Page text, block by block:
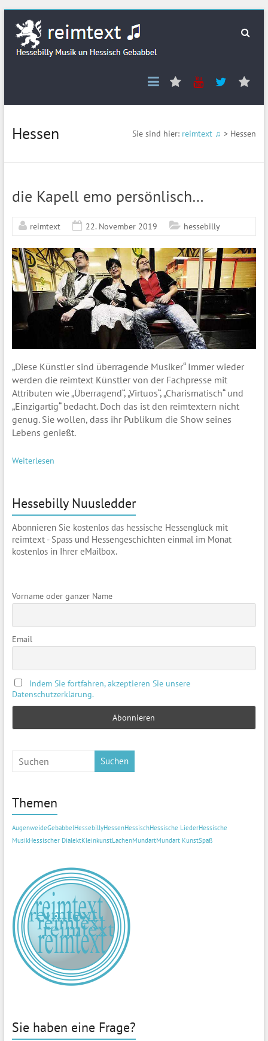
content
reimtext
♫
Gebabbel
Hessen Sie sind hier: reimtext ♫ > Hessen
die Kapell emo persönlisch…
reimtext 22. November 2019 hessebilly
„Diese Künstler sind überragende Musiker“ Immer wieder
werden die reimtext Künstler von der Fachpresse mit
Attributen wie „Überragend“, „Virtuos“, „Charismatisch“ und
„Einzigartig“ bedacht. Doch das ist den reimtextern nicht
genug. Sie wollen, dass ihr Publikum die Show seines
Lebens genießt.
Weiterlesen
Hessebilly Nuusledder
Abonnieren Sie kostenlos das hessische Hessenglück mit
reimtext - Spass und Hessengeschichten einmal im Monat
kostenlos in Ihrer eMailbox.
Vorname oder ganzer Name
Email
Indem Sie fortfahren, akzeptieren Sie unsere
Datenschutzerklärung.
Suchen
Themen
AugenweideGebabbelHessebillyHessenHessischHessische LiederHessische
MusikHessischer DialektKleinkunstLachenMundartMundart KunstSpaß
Sie haben eine Frage?